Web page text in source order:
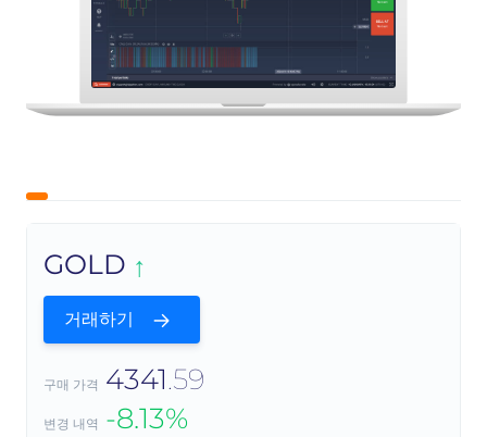
GOLD
거래하기
구매 가격 4341.59
변경 내역 -8.13%